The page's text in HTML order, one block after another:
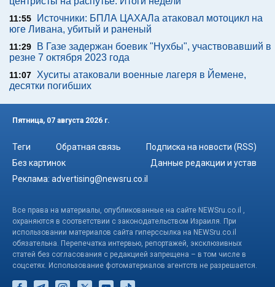
11:55
Источники: БПЛА ЦАХАЛа атаковал мотоцикл на
юге Ливана, убитый и раненый
11:29
В Газе задержан боевик "Нухбы", участвовавший в
резне 7 октября 2023 года
11:07 Хуситы атаковали военные лагеря в Йемене,
десятки погибших
Пятница, 07 августа 2026 г.
Теги Обратная связь
Подписка на новости (RSS)
Без картинок
Данные редакции и устав
Реклама: advertising@newsru.co.il
Все права на материалы, опубликованные на сайте NEWSru.co.il ,
охраняются в соответствии с законодательством Израиля. При
использовании материалов сайта гиперссылка на NEWSru.co.il
обязательна. Перепечатка интервью, репортажей, эксклюзивных
статей без согласования с редакцией запрещена – в том числе в
соцсетях. Использование фотоматериалов агентств не разрешается.